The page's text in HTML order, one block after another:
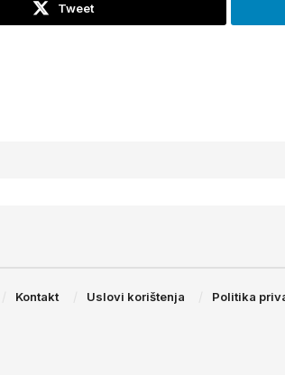
Tweet
Kontakt Uslovi korištenja Politika